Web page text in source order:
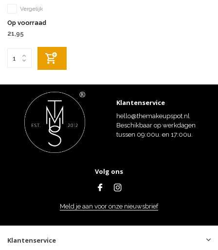
Vergelijk
Op voorraad
21,95
Klantenservice
hello@themakeupspot.nl
Beschikbaar op werkdagen
tussen 09:00u. en 17:00u.
Volg ons
Meld je aan voor onze nieuwsbrief
Klantenservice